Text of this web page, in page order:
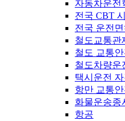
자동차운전
전국 CBT
전국 운전
철도교통관
철도 교통
철도차량운
택시운전
항만 교통
화물운송종
항공